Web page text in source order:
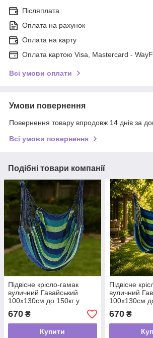
Післяплата
Оплата на рахунок
Оплата на карту
Оплата картою Visa, Mastercard -
Всі умови оплати
Умови повернення
Повернення товару впродовж 14 днів за
Всі умови повернення
Подібні товари компанії
Підвісне крісло-гамак
вуличний Гавайський
100x130см до 150кг у
смужку
670 ₴
Купити
Підвісне
вуличний
100x130см
у смужку
670₴